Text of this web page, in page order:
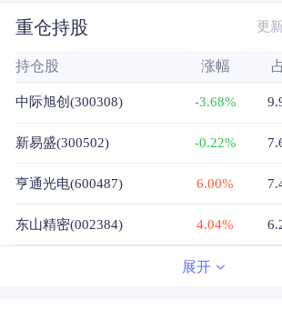
重仓持股 更
持仓股 涨幅
中际旭创(300308) -3.68%
新易盛(300502) -0.22%
亨通光电(600487) 6.00%
东山精密(002384) 4.04%
1.69%
展开